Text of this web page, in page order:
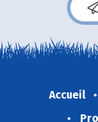
Accueil